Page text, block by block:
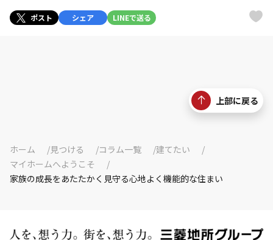
ポスト シェア LINEで送る
上部に戻る
ホーム 見つける コラム一覧
建てたい
マイホームへようこそ
家族の成長をあたたかく見守る心地よく機能的な住まい